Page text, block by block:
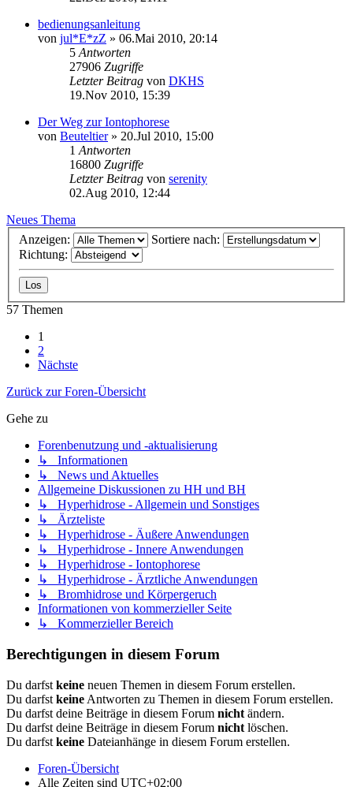
bedienungsanleitung
von jul*E*zZ » 06.Mai 2010, 20:14
5 Antworten
27906 Zugriffe
Letzter Beitrag von DKHS
19.Nov 2010, 15:39
Der Weg zur Iontophorese
von Beuteltier» 20.Jul 2010, 15:00
1 Antworten
16800 Zugriffe
Letzter Beitrag von serenity
02.Aug 2010, 12:44
Neues Thema
Anzeigen:
Sortiere nach:
Richtung:
57 Themen
1
2
Nächste
Zurück zur Foren-Übersicht
Gehe zu
Forenbenutzung und -aktualisierung
↳ Informationen
↳ News und Aktuelles
Allgemeine Diskussionen zu HH und BH
↳ Hyperhidrose - Allgemein und Sonstiges
↳ Ärzteliste
↳ Hyperhidrose - Äußere Anwendungen
↳ Hyperhidrose - Innere Anwendungen
↳ Hyperhidrose - Iontophorese
↳ Hyperhidrose - Ärztliche Anwendungen
↳ Bromhidrose und Körpergeruch
Informationen von kommerzieller Seite
↳ Kommerzieller Bereich
Berechtigungen in diesem Forum
Du darfst keine neuen Themen in diesem Forum erstellen.
Du darfst keine Antworten zu Themen in diesem Forum erstellen.
Du darfst deine Beiträge in diesem Forum nicht ändern.
Du darfst deine Beiträge in diesem Forum nicht löschen.
Du darfst keine Dateianhänge in diesem Forum erstellen.
Foren-Übersicht
Alle Zeiten sind UTC+02:00